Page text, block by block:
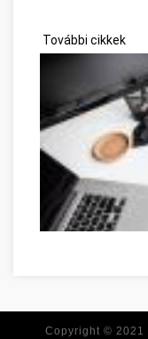
További cikkek
Copyright © 2021